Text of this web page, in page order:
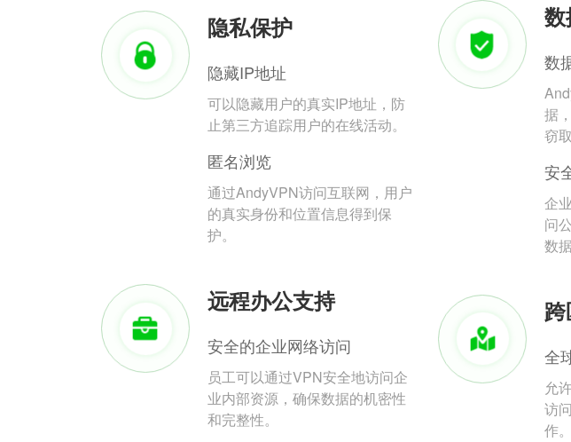
隐私保护
隐藏IP地址
可以隐藏用户的真实IP地址，防
止第三方追踪用户的在线活动。
匿名浏览
通过AndyVPN访问互联网，用户
的真实身份和位置信息得到保
护。
数
据
窃
安
企
问
数
远程办公支持
安全的企业网络访问
员工可以通过VPN安全地访问企
业内部资源，确保数据的机密性
和完整性。
全
允
访
作。